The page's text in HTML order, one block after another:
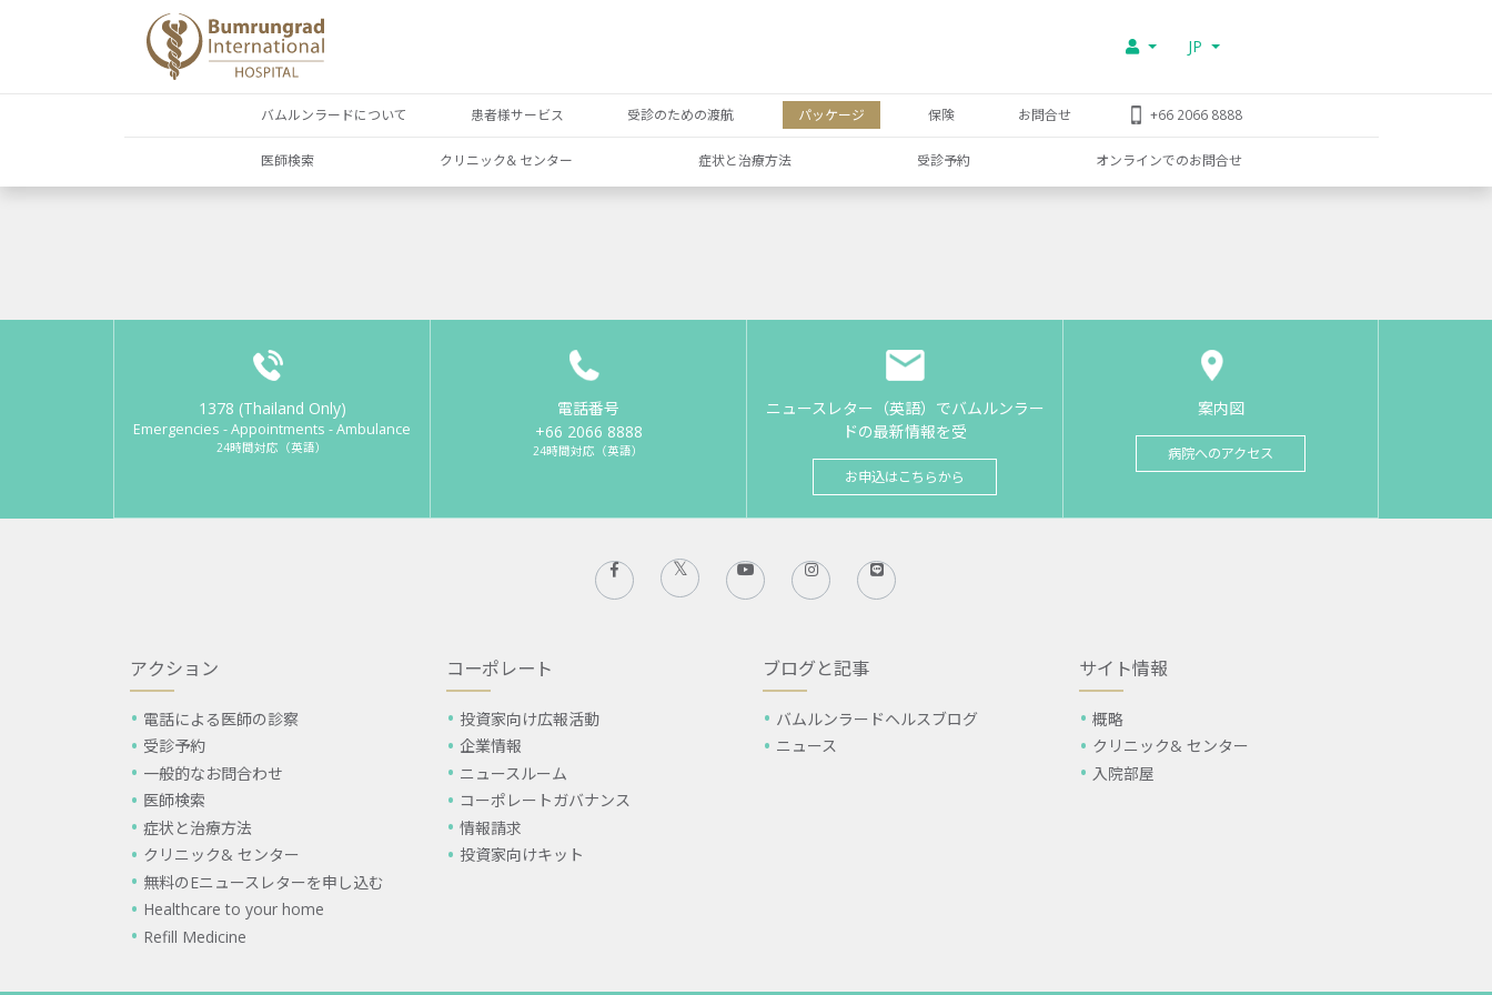
JP
バムルンラードについて 患者様サービス 受診のための渡航 パッケージ 保険 お問合せ +66 2066 8888
医師検索 クリニック& センター 症状と治療方法 受診予約 オンラインでのお問合せ
1378 (Thailand Only)
Emergencies - Appointments - Ambulance
24時間対応（英語）
電話番号
+66 2066 8888
24時間対応（英語）
ニュースレター（英語）でバムルンラー
ドの最新情報を受
お申込はこちらから
案内図
病院へのアクセス
アクション
電話による医師の診察
受診予約
一般的なお問合わせ
医師検索
症状と治療方法
クリニック& センター
無料のEニュースレターを申し込む
Healthcare to your home
Refill Medicine
コーポレート
投資家向け広報活動
企業情報
ニュースルーム
コーポレートガバナンス
情報請求
投資家向けキット
ブログと記事
バムルンラードヘルスブログ
ニュース
サイト情報
概略
クリニック& センター
入院部屋